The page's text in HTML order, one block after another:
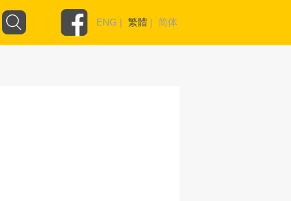
ENG | 繁體 | 简体